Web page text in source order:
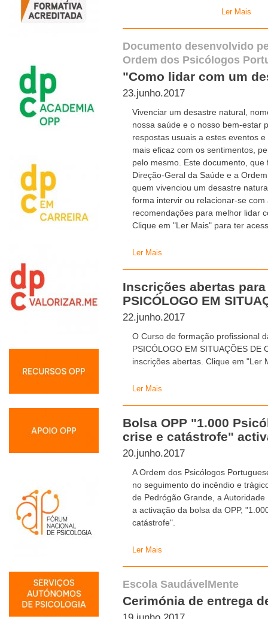
Ler Mais
Documento desenvolvido
Ordem dos Psicólogos
"Como lidar com um
23.junho.2017
Vivenciar um desastre natural,
nossa saúde e o nosso bem-estar
respostas usuais a estes eventos
mais eficaz com os sentimentos,
pelo mesmo. Este documento,
Direção-Geral da Saúde e a
quem vivenciou um desastre
forma intervir ou relacionar-se
recomendações para melhor lidar
Clique em "Ler Mais" para ter
Ler Mais
Inscrições abertas
PSICÓLOGO EM
22.junho.2017
O Curso de formação profissional
PSICÓLOGO EM SITUAÇÕES DE
inscrições abertas. Clique em "Ler
Ler Mais
Bolsa OPP "1.000
crise e catástrofe"
20.junho.2017
A Ordem dos Psicólogos
no seguimento do incêndio e
de Pedrógão Grande, a
a activação da bolsa da OPP,
catástrofe".
Ler Mais
Escola SaudávelMente
Cerimónia de entrega